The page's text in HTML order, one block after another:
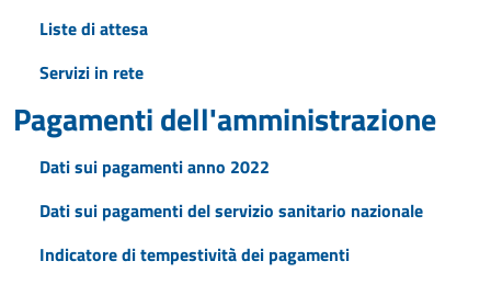
Liste di attesa
Servizi in rete
Pagamenti dell'amministrazione
Dati sui pagamenti anno 2022
Dati sui pagamenti del servizio sanitario nazionale
Indicatore di tempestività dei pagamenti